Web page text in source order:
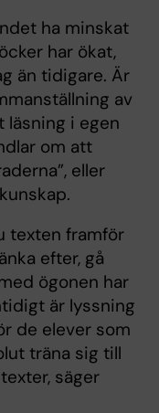
ha minskat
har ökat,
än tidigare. Är
av
i egen
om att
eller
texten framför
efter, gå
ögonen har
är lyssning
de elever som
träna sig till
säger